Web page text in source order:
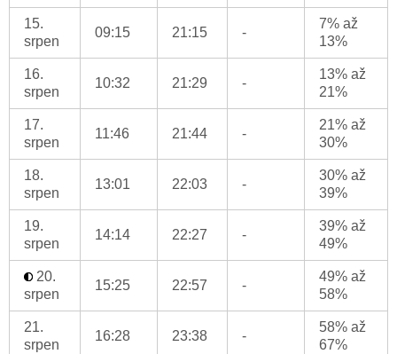
15.
srpen
09:15 21:15 -
7% až
13%
16.
srpen
10:32 21:29 -
13% až
21%
17.
srpen
11:46 21:44 -
21% až
30%
18.
srpen
13:01 22:03 -
30% až
39%
19.
srpen
14:14 22:27 -
39% až
49%
20.
srpen
15:25 22:57 -
49% až
58%
21.
srpen
16:28 23:38 -
58% až
67%